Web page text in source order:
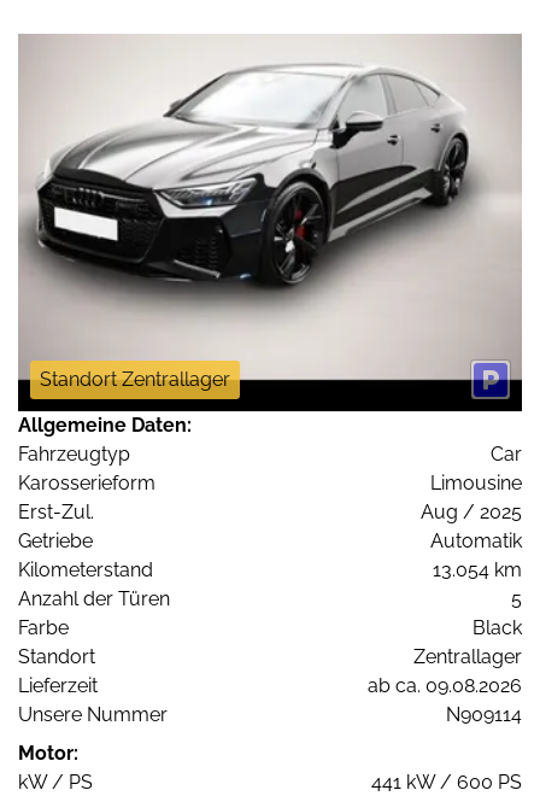
Standort Zentrallager
Allgemeine Daten:
Fahrzeugtyp
Car
Karosserieform
Limousine
Erst-Zul.
Aug / 2025
Getriebe
Automatik
Kilometerstand
13.054 km
Anzahl der Türen
5
Farbe
Black
Standort
Zentrallager
Lieferzeit
ab ca. 09.08.2026
Unsere Nummer
N909114
Motor:
kW / PS
441 kW / 600 PS